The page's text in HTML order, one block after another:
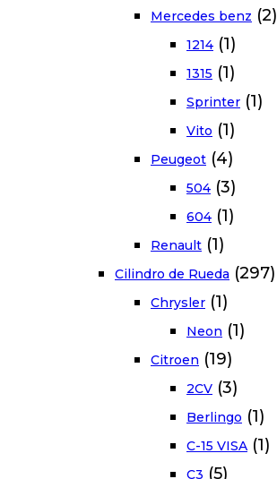
Mercedes benz (2)
1214 (1)
1315 (1)
Sprinter (1)
Vito (1)
Peugeot (4)
504 (3)
604 (1)
Renault (1)
Cilindro de Rueda (297)
Chrysler (1)
Neon (1)
Citroen (19)
2CV (3)
Berlingo (1)
C-15 VISA (1)
C3 (5)